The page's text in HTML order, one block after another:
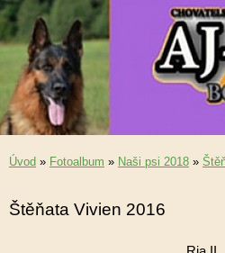
Úvod » Fotoalbum » Naši psi 2018 »
Štěňata Vivien 2016